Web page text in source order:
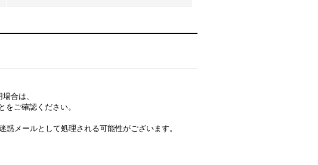
合は、
をご確認ください。
メールとして処理される可能性がございます。